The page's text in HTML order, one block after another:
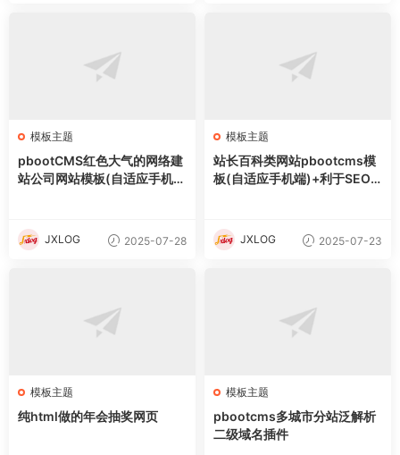
模板主题
pbootCMS红色大气的网络建
站公司网站模板(自适应手机
JXLOG 2025-07-28
模板主题
站长百科类网站pbootcms模
板(自适应手机端)+利于SEO
JXLOG 2025-07-23
模板主题
纯html做的年会抽奖网页
模板主题
pbootcms多城市分站泛解析
二级域名插件